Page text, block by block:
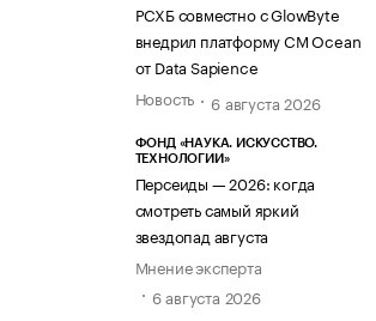
РСХБ совместно с GlowByte
внедрил платформу CM Ocean
от Data Sapience
Новость
6 августа 2026
ФОНД «НАУКА. ИСКУССТВО.
ТЕХНОЛОГИИ»
Персеиды — 2026: когда
смотреть самый яркий
звездопад августа
Мнение эксперта
6 августа 2026